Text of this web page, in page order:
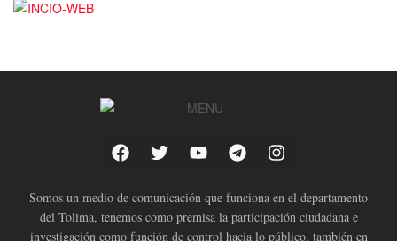
Somos un medio de comunicación que funciona en el departamento
del Tolima, tenemos como premisa la participación ciudadana e
investigación como función de control hacia lo público, también en